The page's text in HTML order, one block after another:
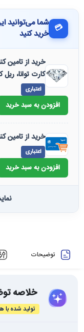
💳 شما می‌توانید
خرید کنید
خرید از تامین
کارت توانا،
اعتباری
افزودن به سبد خرید
خرید از تامین
اعتباری
افزودن به سبد خرید
توضیحات
خلاصه
تولید شده